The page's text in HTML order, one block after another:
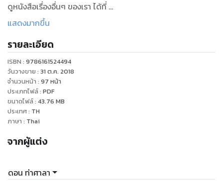
ดูหนังสือเรื่องอื่นๆ ของเรา ได้ที่
www.pailinbooknet.com
แสดงมากขึ้น
รายละเอียด
ISBN : 9786161524494
วันวางขาย : 31 ต.ค. 2018
จำนวนหน้า : 97 หน้า
ประเภทไฟล์: PDF
ขนาดไฟล์: 43.76 MB
ประเทศ: TH
ภาษา : Thai
จากผู้แต่ง
ดอน ท่าศาลา